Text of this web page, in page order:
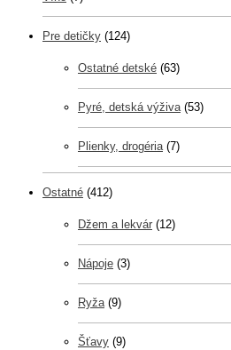
Pre detičky (124)
Ostatné detské (63)
Pyré, detská výživa (53)
Plienky, drogéria (7)
Ostatné (412)
Džem a lekvár (12)
Nápoje (3)
Ryža (9)
Šťavy (9)